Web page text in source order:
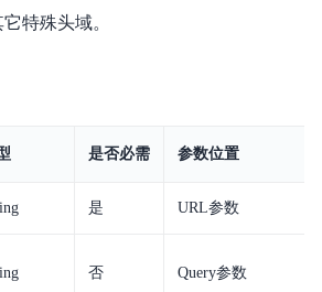
特殊头域。
是否必需 参数位置
是 URL参数
否 Query参数